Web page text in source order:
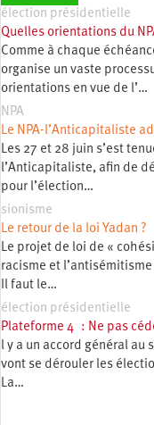
élection présidentielle
Quelles orientations du
Comme à chaque
organise un vaste
orientations en vue de l’…
NPA
Le NPA-l’Anticapitaliste
Les 27 et 28 juin s’est
l’Anticapitaliste, afin de
pour l’élection…
sionisme
Le retour de la loi Yadan ?
Le projet de loi de «
racisme et
Il faut le…
élection présidentielle
Plateforme 4 : Ne pas
l y a un accord général
vont se dérouler les
La…